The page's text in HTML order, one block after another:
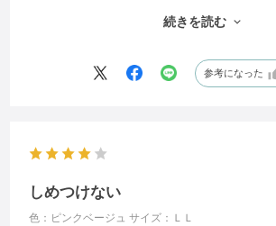
夜これをきて、締め付け感なく、眠れます。
かなと思いました
続きを読む
参考になった
しめつけない
色：ピンクベージュ サイズ：ＬＬ